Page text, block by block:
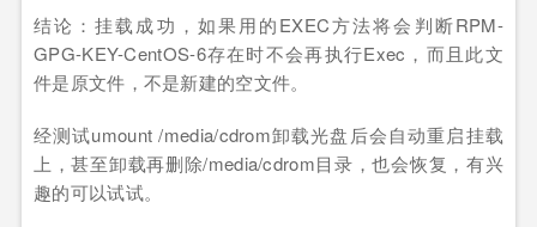
结论：挂载成功，如果用的EXEC方法将会判断RPM-
GPG-KEY-CentOS-6存在时不会再执行Exec，而且此文
件是原文件，不是新建的空文件。
经测试umount /media/cdrom卸载光盘后会自动重启挂载
上，甚至卸载再删除/media/cdrom目录，也会恢复，有兴
趣的可以试试。